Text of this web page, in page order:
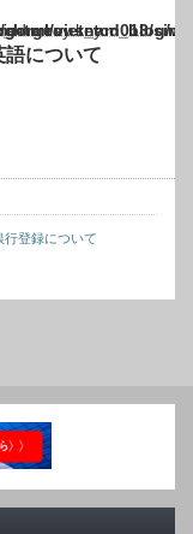
invietnam_blog/wp-content/themes/
語について
登録について